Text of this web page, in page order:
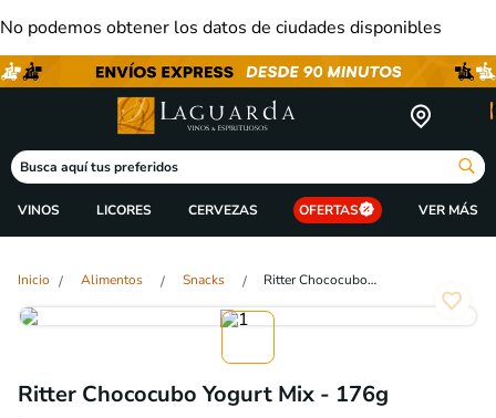
No podemos obtener los datos de ciudades disponibles
Busca aquí tus preferidos
VINOS LICORES CERVEZAS OFERTAS
Alimentos Snacks Ritter Chococubo Yogurt Mix - 176g
Ritter Chococubo Yogurt Mix - 176g